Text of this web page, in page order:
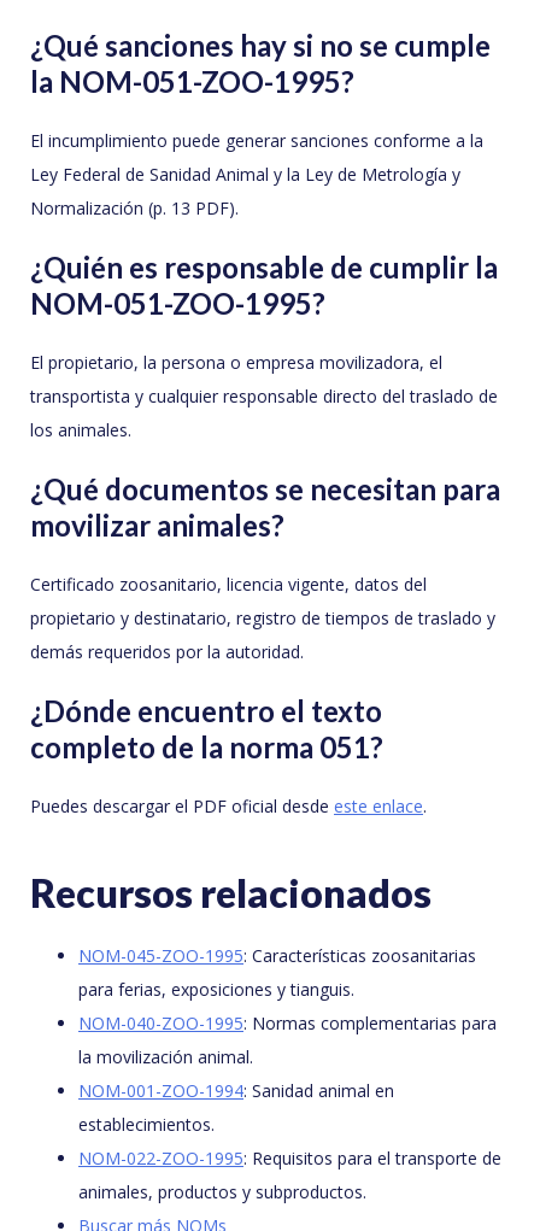
¿Qué sanciones hay si no se cumple
la NOM-051-ZOO-1995?
El incumplimiento puede generar sanciones conforme a la
Ley Federal de Sanidad Animal y la Ley de Metrología y
Normalización (p. 13 PDF).
¿Quién es responsable de cumplir la
NOM-051-ZOO-1995?
El propietario, la persona o empresa movilizadora, el
transportista y cualquier responsable directo del traslado de
los animales.
¿Qué documentos se necesitan para
movilizar animales?
Certificado zoosanitario, licencia vigente, datos del
propietario y destinatario, registro de tiempos de traslado y
demás requeridos por la autoridad.
¿Dónde encuentro el texto
completo de la norma 051?
Puedes descargar el PDF oficial desde este enlace.
Recursos relacionados
NOM-045-ZOO-1995: Características zoosanitarias
para ferias, exposiciones y tianguis.
NOM-040-ZOO-1995: Normas complementarias para
la movilización animal.
NOM-001-ZOO-1994: Sanidad animal en
establecimientos.
NOM-022-ZOO-1995: Requisitos para el transporte de
animales, productos y subproductos.
Buscar más NOMs